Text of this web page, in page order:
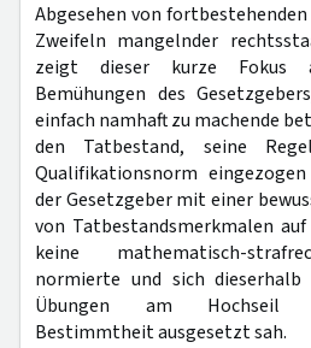
Abgesehen von
Zweifeln mangelnder
zeigt dieser kurze Fokus
Bemühungen des
einfach namhaft zu machende
den Tatbestand, seine
Qualifikationsnorm
der Gesetzgeber mit einer
von Tatbestandsmerkmalen
keine mathematisch-
normierte und sich dieserhalb
Übungen am Hochseil
Bestimmtheit ausgesetzt sah.